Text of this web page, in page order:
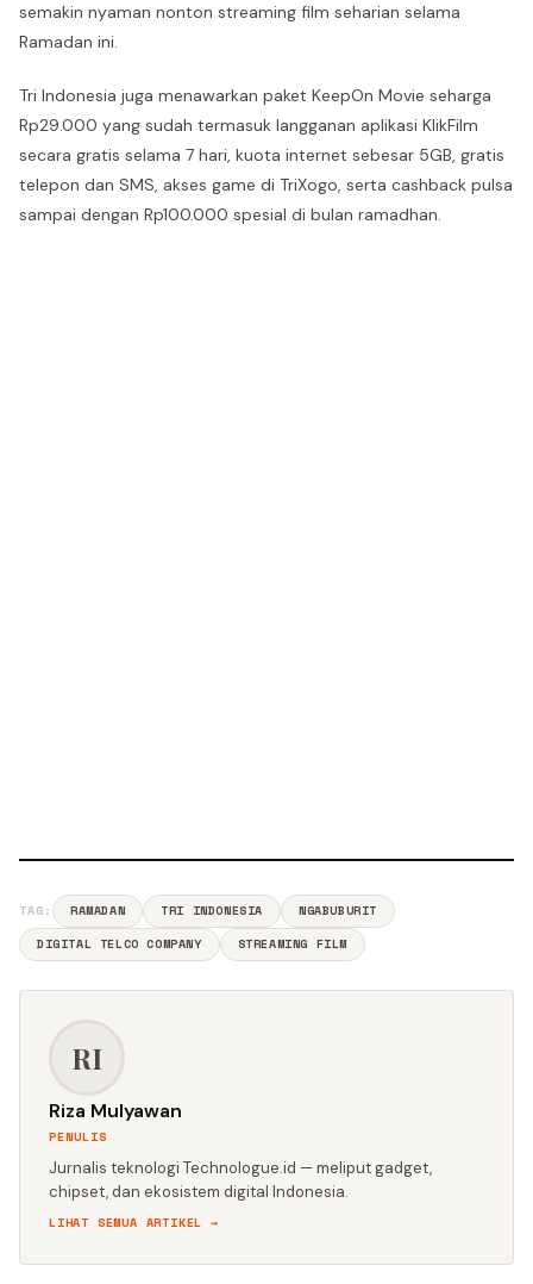
semakin nyaman nonton streaming film seharian selama
Ramadan ini.
Tri Indonesia juga menawarkan paket KeepOn Movie seharga
Rp29.000 yang sudah termasuk langganan aplikasi KlikFilm
secara gratis selama 7 hari, kuota internet sebesar 5GB, gratis
telepon dan SMS, akses game di TriXogo, serta cashback pulsa
sampai dengan Rp100.000 spesial di bulan ramadhan.
TAG: RAMADAN TRI INDONESIA
NGABUBURIT
DIGITAL TELCO COMPANY
STREAMING FILM
RI
Riza Mulyawan
PENULIS
Jurnalis teknologi Technologue.id — meliput gadget,
chipset, dan ekosistem digital Indonesia.
LIHAT SEMUA ARTIKEL →